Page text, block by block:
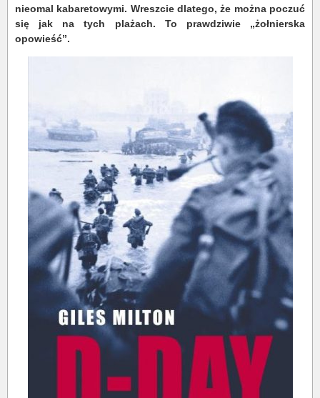
nieomal kabaretowymi. Wreszcie dlatego, że można poczuć
się jak na tych plażach. To prawdziwie „żołnierska
opowieść”.